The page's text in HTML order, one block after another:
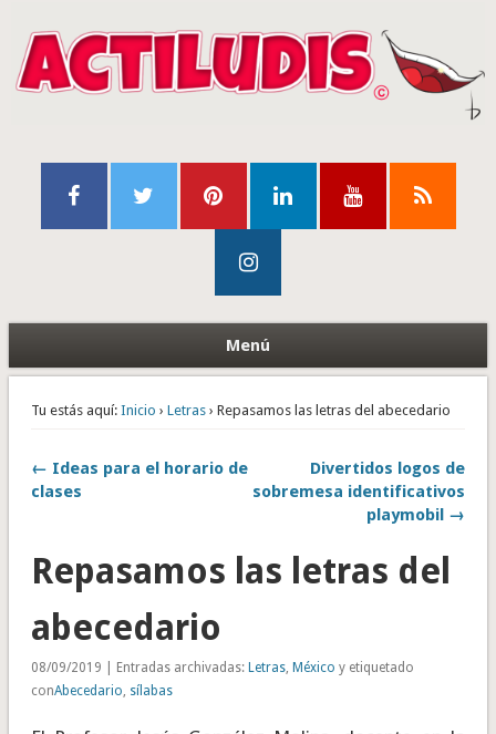
Menú
Tu estás aquí: Inicio › Letras› Repasamos las letras del abecedario
← Ideas para el horario de
clases
Divertidos logos de
sobremesa identificativos
playmobil →
Repasamos las letras del
abecedario
08/09/2019 | Entradas archivadas: Letras, México y etiquetado
conAbecedario, sílabas